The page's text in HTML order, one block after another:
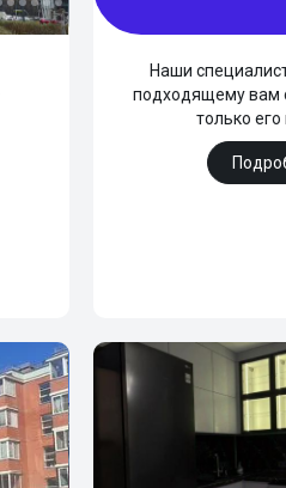
Наши
подходящему вам
только